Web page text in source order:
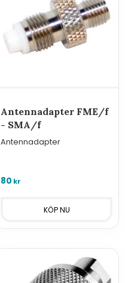
Antennadapter FME/f
- SMA/f
Antennadapter
80 kr